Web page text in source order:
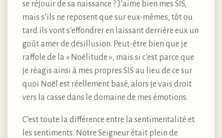
se réjouir de sa naissance ? J’aime bien mes SIS,
mais s’ils ne reposent que sur eux-mêmes, tôt ou
tard ils vont s’effondrer en laissant derrière eux un
goût amer de désillusion. Peut-être bien que je
raffole de la « Noëlitude », mais si c’est parce que
je réagis ainsi à mes propres SIS au lieu de ce sur
quoi Noël est réellement basé, alors je vais droit
vers la casse dans le domaine de mes émotions.
C’est toute la différence entre la sentimentalité et
les sentiments. Notre Seigneur était plein de